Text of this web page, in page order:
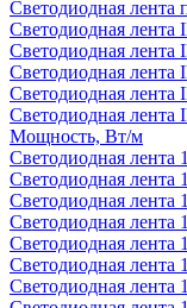
Светодиодная лента
Светодиодная лента
Светодиодная лента
Светодиодная лента
Светодиодная лента
Светодиодная лента
Мощность, Вт/м
Светодиодная лента
Светодиодная лента
Светодиодная лента
Светодиодная лента
Светодиодная лента
Светодиодная лента
Светодиодная лента